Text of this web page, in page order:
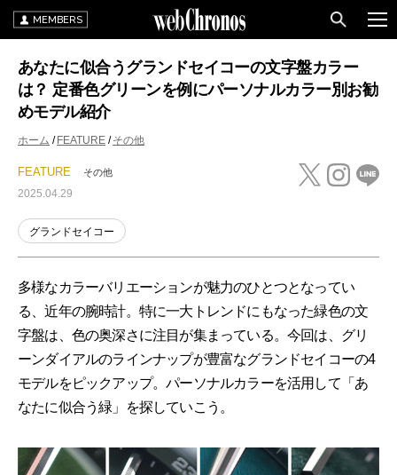
MEMBERS
あなたに似合うグランドセイコーの文字盤カラー
は？ 定番色グリーンを例にパーソナルカラー別お勧
めモデル紹介
ホーム FEATURE その他
FEATURE その他
2025.04.29
グランドセイコー
多様なカラーバリエーションが魅力のひとつとなってい
る、近年の腕時計。特に一大トレンドにもなった緑色の文
字盤は、色の奥深さに注目が集まっている。今回は、グリ
ーンダイアルのラインナップが豊富なグランドセイコーの4
モデルをピックアップ。パーソナルカラーを活用して「あ
なたに似合う緑」を探していこう。